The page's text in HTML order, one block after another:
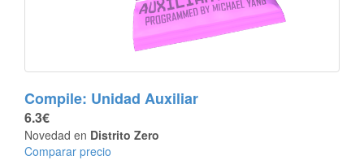
Compile: Unidad Auxiliar
6.3€
Novedad en Distrito Zero
Comparar precio